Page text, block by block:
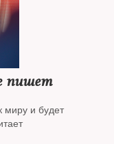
пишет
миру и будет